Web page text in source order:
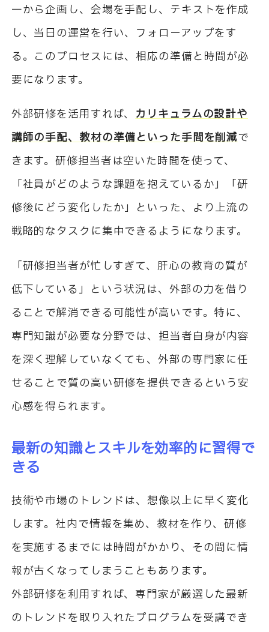
一から企画し、会場を手配し、テキストを作成
し、当日の運営を行い、フォローアップをす
る。このプロセスには、相応の準備と時間が必
要になります。
外部研修を活用すれば、カリキュラムの設計や
講師の手配、教材の準備といった手間を削減で
きます。研修担当者は空いた時間を使って、
「社員がどのような課題を抱えているか」「研
修後にどう変化したか」といった、より上流の
戦略的なタスクに集中できるようになります。
「研修担当者が忙しすぎて、肝心の教育の質が
低下している」という状況は、外部の力を借り
ることで解消できる可能性が高いです。特に、
専門知識が必要な分野では、担当者自身が内容
を深く理解していなくても、外部の専門家に任
せることで質の高い研修を提供できるという安
心感を得られます。
最新の知識とスキルを効率的に習得で
きる
技術や市場のトレンドは、想像以上に早く変化
します。社内で情報を集め、教材を作り、研修
を実施するまでには時間がかかり、その間に情
報が古くなってしまうこともあります。
外部研修を利用すれば、専門家が厳選した最新
のトレンドを取り入れたプログラムを受講でき